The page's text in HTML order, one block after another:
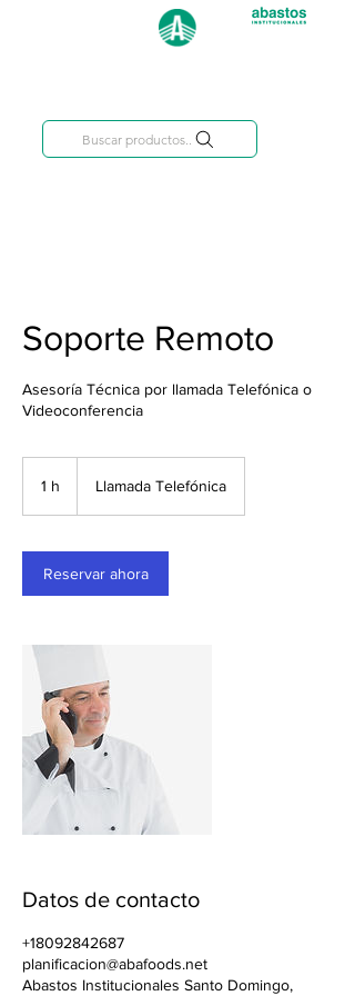
Buscar productos..
Soporte Remoto
Asesoría Técnica por llamada Telefónica o
Videoconferencia
1 h Llamada Telefónica
Reservar ahora
Datos de contacto
+18092842687
planificacion@abafoods.net
Abastos Institucionales Santo Domingo,